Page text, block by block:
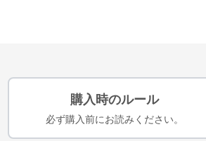
購入時のルール
必ず購入前にお読みください。